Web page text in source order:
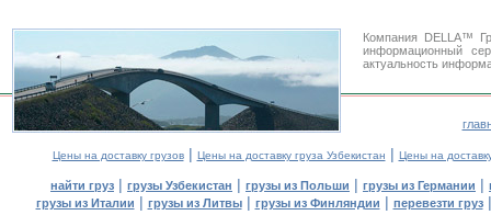
Компания DELLA™
информационный
актуальность
Цены на доставку грузов| Цены на доставку груза Узбекистан | Цены на
найти груз | грузы Узбекистан | грузы из Польши | грузы из Германии |
грузы из Италии | грузы из Литвы| грузы из Финляндии | перевезти груз